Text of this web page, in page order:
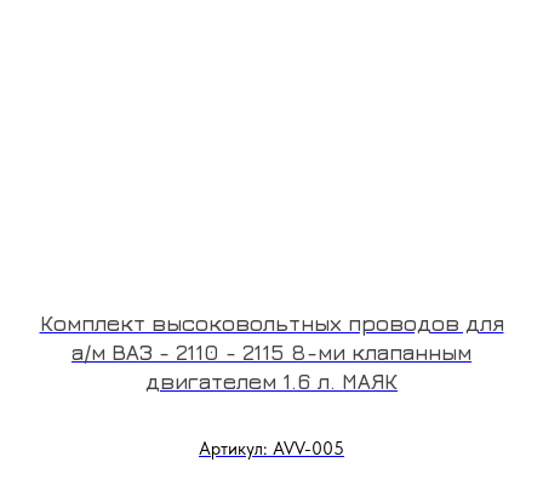
Комплект высоковольтных проводов для
а/м ВАЗ - 2110 - 2115 8-ми клапанным
двигателем 1.6 л. МАЯК
Артикул: AVV-005